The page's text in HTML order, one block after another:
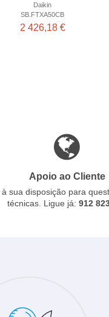
Daikin
SB.FTXA50CB
2 426,18 €
Apoio ao Cliente
à sua disposição para
técnicas. Ligue já: 912